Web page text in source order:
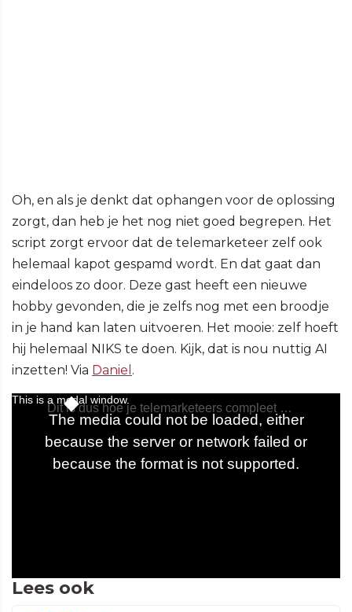
Oh, en als je denkt dat ophangen voor de oplossing
zorgt, dan heb je het nog niet goed begrepen. Het
script zorgt ervoor dat de telemarketeer zelf ook
helemaal kapot gespamd wordt. En dat gaat dan
eindeloos zo door. Deze gast heeft een nieuwe
hobby gevonden, die je zelfs nog met een broodje
in je hand kan laten uitvoeren. Het mooie: zelf hoeft
hij helemaal NIKS te doen. Kijk, dat is nou nuttig AI
inzetten! Via Daniel .
Lees ook